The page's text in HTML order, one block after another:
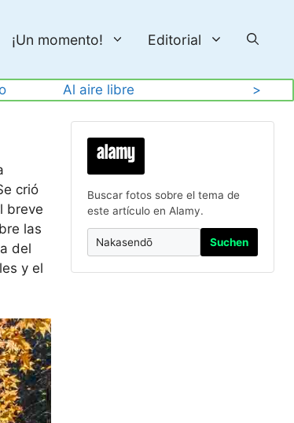
¡Un momento! Editorial
Al aire libre >
crió
breve
las
del
y el
Buscar fotos sobre el tema de
este artículo en Alamy.
Suchen